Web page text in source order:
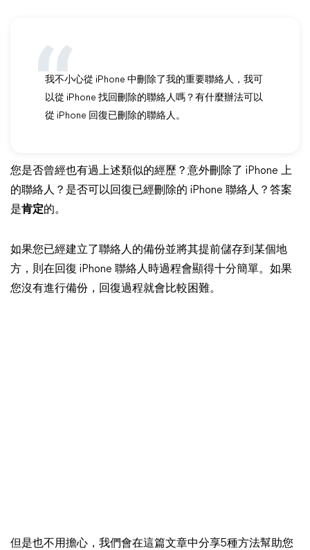
我不小心從 iPhone 中刪除了我的重要聯絡人，我可
以從 iPhone 找回刪除的聯絡人嗎？有什麼辦法可以
從 iPhone 回復已刪除的聯絡人。
您是否曾經也有過上述類似的經歷？意外刪除了 iPhone 上
的聯絡人？是否可以回復已經刪除的 iPhone 聯絡人？答案
是肯定的。
如果您已經建立了聯絡人的備份並將其提前儲存到某個地
方，則在回復 iPhone 聯絡人時過程會顯得十分簡單。如果
您沒有進行備份，回復過程就會比較困難。
但是也不用擔心，我們會在這篇文章中分享5種方法幫助您